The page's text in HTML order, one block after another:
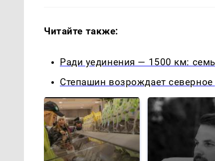
Читайте также:
Ради уединения — 1500 км:
Степашин возрождает северное